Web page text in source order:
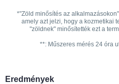
*"Zöld minősítés az
amely azt jelzi, hogy a kozmetikai
"zöldnek" minősítették ezt a
**: Műszeres mérés 24 óra
Eredmények